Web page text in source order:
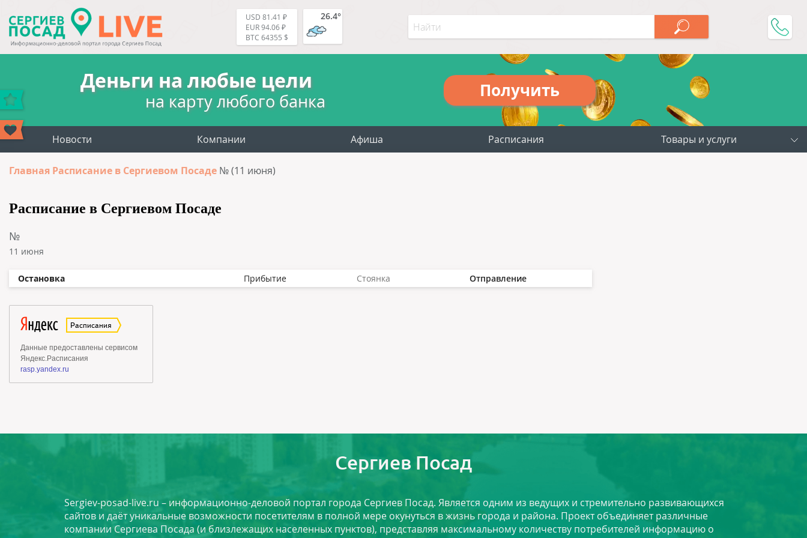
USD 81.41 ₽
EUR 94.06 ₽
BTC 64355 $
26.4°
Деньги на любые цели
на карту любого банка
Получить
Новости Компании Афиша Расписания Товары и услуги
Главная Расписание в Сергиевом Посаде № (11 июня)
Расписание в Сергиевом Посаде
№
11 июня
Остановка Прибытие Стоянка Отправление
Сергиев Посад
Sergiev-posad-live.ru – информационно-деловой портал города Сергиев Посад. Является одним из ведущих и стремительно развивающихся
сайтов и даёт уникальные возможности посетителям в полной мере окунуться в жизнь города и района. Проект объединяет различные
компании Сергиева Посада (и близлежащих населенных пунктов), представляя максимальному количеству потребителей информацию о